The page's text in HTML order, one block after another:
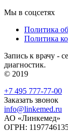
Мы в соцсетях
Политика
Политика
Запись к врачу -
диагностик.
© 2019
+7 495 777-77-00
Заказать звонок
info@linkemed.ru
АО «Линкемед»
ОГРН: